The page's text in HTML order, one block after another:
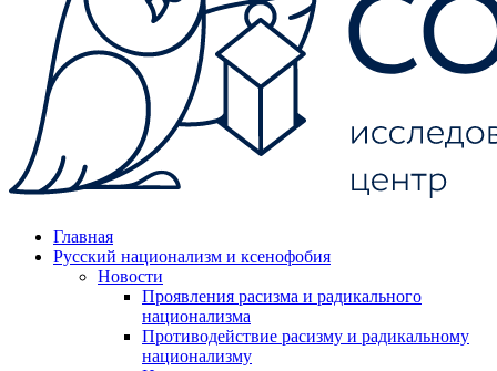
Главная
Русский национализм и ксенофобия
Новости
Проявления расизма и радикального
национализма
Противодействие расизму и радикальному
национализму